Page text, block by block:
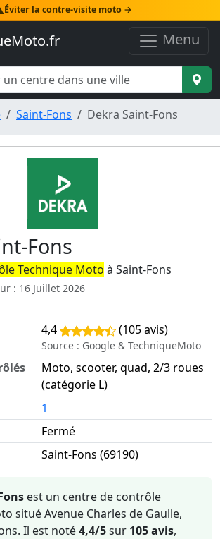
Éviter la contre-visite moto →
Menu
Saint-Fons Dekra Saint-Fons
Fons
Technique Moto à Saint-Fons
: 16 Juillet 2026
Dekra Saint-Fons
4,4 (105 avis)
Source : Google & TechniqueMoto
Moto, scooter, quad, 2/3 roues
(catégorie L)
1
Fermé
Saint-Fons (69190)
est un centre de contrôle
situé Avenue Charles de Gaulle,
Il est noté4,4/5sur 105 avis,